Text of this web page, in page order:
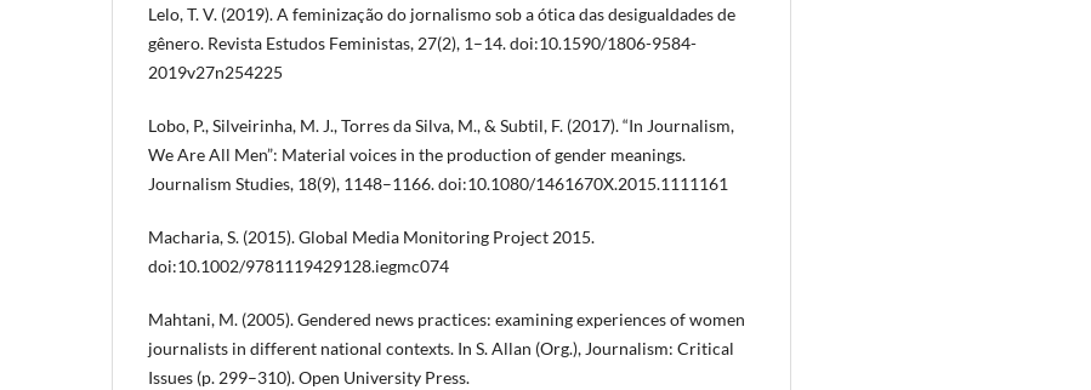
Lelo, T. V. (2019). A feminização do jornalismo sob a ótica das desigualdades de
gênero. Revista Estudos Feministas, 27(2), 1–14. doi:10.1590/1806-9584-
2019v27n254225
Lobo, P., Silveirinha, M. J., Torres da Silva, M., & Subtil, F. (2017). “In Journalism,
We Are All Men”: Material voices in the production of gender meanings.
Journalism Studies, 18(9), 1148–1166. doi:10.1080/1461670X.2015.1111161
Macharia, S. (2015). Global Media Monitoring Project 2015.
doi:10.1002/9781119429128.iegmc074
Mahtani, M. (2005). Gendered news practices: examining experiences of women
journalists in different national contexts. In S. Allan (Org.), Journalism: Critical
Issues (p. 299–310). Open University Press.